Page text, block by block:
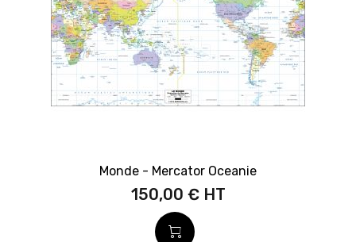
Monde - Mercator Oceanie
150,00 €